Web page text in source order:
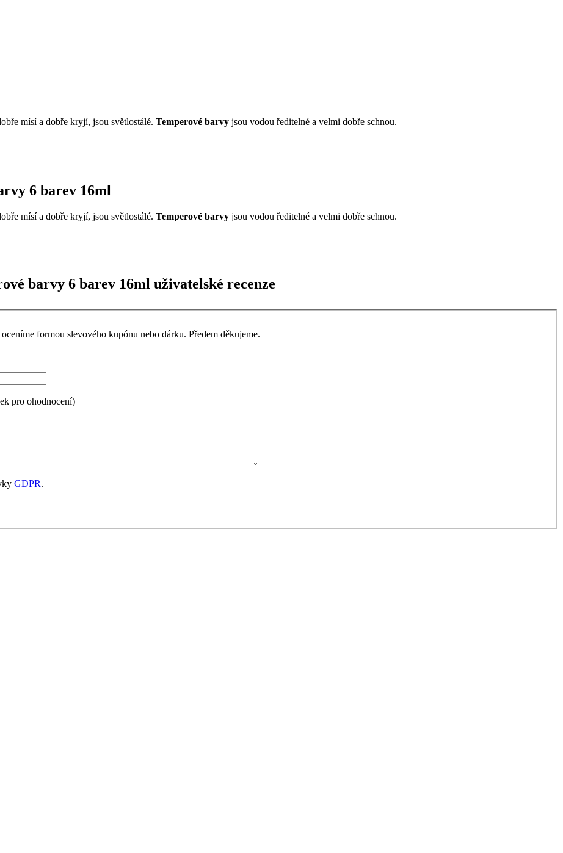
mísí a dobře kryjí, jsou světlostálé. Temperové barvy jsou vodou ředitelné a velmi dobře schnou.
6 barev 16ml
mísí a dobře kryjí, jsou světlostálé. Temperové barvy jsou vodou ředitelné a velmi dobře schnou.
barvy 6 barev 16ml uživatelské recenze
formou slevového kupónu nebo dárku. Předem děkujeme.
pro ohodnocení)
GDPR.